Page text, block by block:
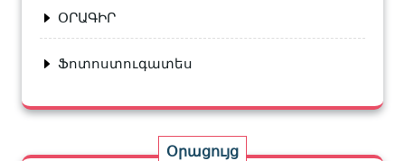
ՕՐԱԳԻՐ
Ֆոտոստուգատես
Օրացույց